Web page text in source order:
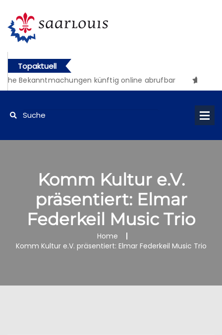
Topaktuell
Bekanntmachungen künftig online abrufbar
Komm Kultur e.V.
präsentiert: Elmar
Federkeil Music Trio
Home
Komm Kultur e.V. präsentiert: Elmar Federkeil Music Trio